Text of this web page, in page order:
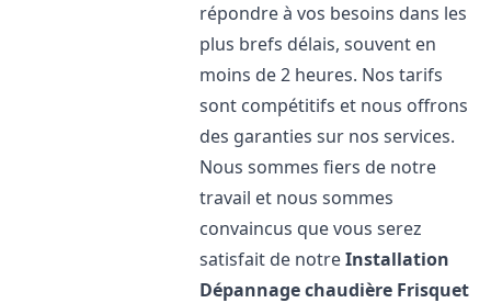
répondre à vos besoins dans les
plus brefs délais, souvent en
moins de 2 heures. Nos tarifs
sont compétitifs et nous offrons
des garanties sur nos services.
Nous sommes fiers de notre
travail et nous sommes
convaincus que vous serez
satisfait de notreInstallation
Dépannage chaudière Frisquet